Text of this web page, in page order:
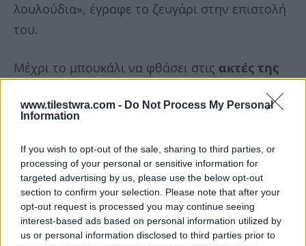
www.tilestwra.com - Do Not Process My Personal
Information
If you wish to opt-out of the sale, sharing to third parties, or
processing of your personal or sensitive information for
targeted advertising by us, please use the below opt-out
section to confirm your selection. Please note that after your
opt-out request is processed you may continue seeing
interest-based ads based on personal information utilized by
us or personal information disclosed to third parties prior to
λουλούδια», έγραφε το ζευγάρι στην επιστολή
του.
Μέχρι το μπουκάλι να φθάσει στις ακτές της
είχαν μαραθεί.Αλλά ο Σολτάν δήλωσε σήμερα
μπόρεσαν να μεταφέρουν ένα ξέγνοιαστο
μήνυμα σε ταραγμένα νερά που τελούν υπό
ισραηλινό ναυτικό αποκλεισμό και
περιορισμούς στην αλιευτική ζώνη.